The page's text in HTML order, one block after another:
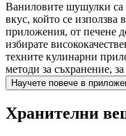
Ваниловите шушулки са
вкус, който се използва
приложения, от печене
избирате
техните кулинарни
методи за съхранение,
Научете повече в
Хранителни